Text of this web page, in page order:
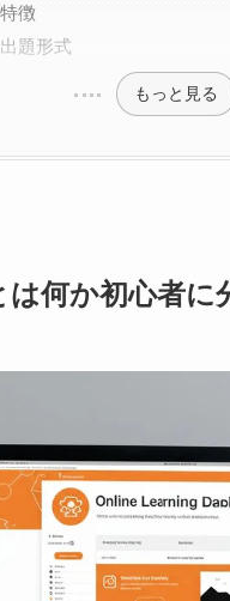
徴
題形式
もっと見る
何か初心者に